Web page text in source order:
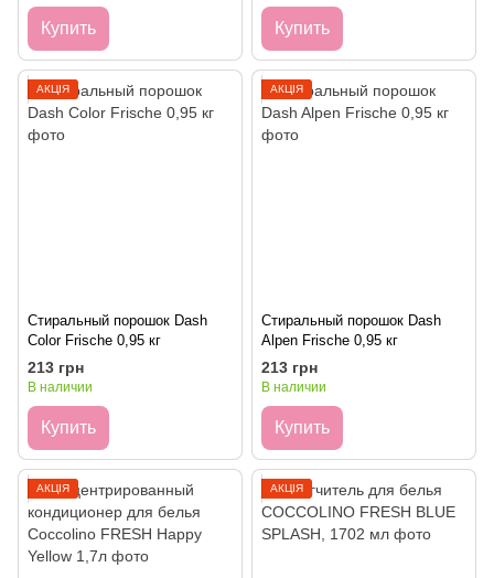
Купить Купить
АКЦІЯ
Стиральный порошок Dash
Color Frische 0,95 кг
213 грн
В наличии
Купить
АКЦІЯ
Стиральный порошок Dash
Alpen Frische 0,95 кг
213 грн
В наличии
Купить
АКЦІЯ АКЦІЯ